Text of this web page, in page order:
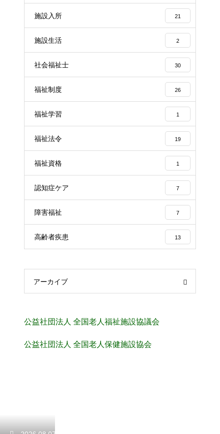
施設入所 21
施設生活 2
社会福祉士 30
福祉制度 26
福祉学習 1
福祉法令 19
福祉資格 1
認知症ケア 7
障害福祉 7
高齢者疾患 13
アーカイブ
公益社団法人 全国老人福祉施設協議会
公益社団法人 全国老人保健施設協会